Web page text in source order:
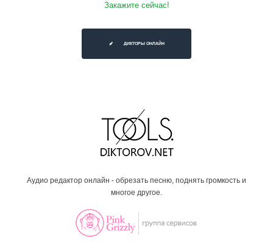
Закажите сейчас!
ДИКТОРЫ ОНЛАЙН
Аудио редактор онлайн - обрезать песню, поднять громкость и
многое другое.